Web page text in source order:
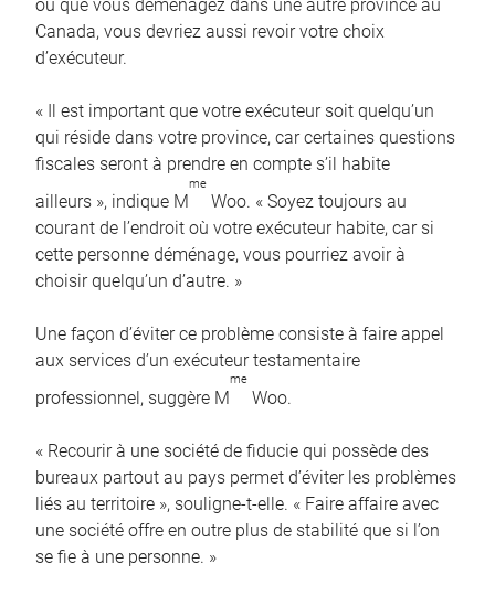
ou que vous déménagez dans une autre province au
Canada, vous devriez aussi revoir votre choix
d’exécuteur.
« Il est important que votre exécuteur soit quelqu’un
qui réside dans votre province, car certaines questions
fiscales seront à prendre en compte s’il habite
ailleurs », indique M
me
Woo. « Soyez toujours au
courant de l’endroit où votre exécuteur habite, car si
cette personne déménage, vous pourriez avoir à
choisir quelqu’un d’autre. »
Une façon d’éviter ce problème consiste à faire appel
aux services d’un exécuteur testamentaire
professionnel, suggère M
me
Woo.
« Recourir à une société de fiducie qui possède des
bureaux partout au pays permet d’éviter les problèmes
liés au territoire », souligne-t-elle. « Faire affaire avec
une société offre en outre plus de stabilité que si l’on
se fie à une personne. »